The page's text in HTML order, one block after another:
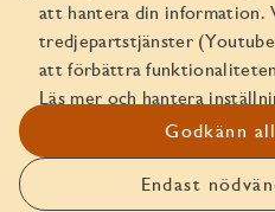
att hantera din information.
tredjepartstjänster
att förbättra
Läs mer och hantera
Godkänn
Endast